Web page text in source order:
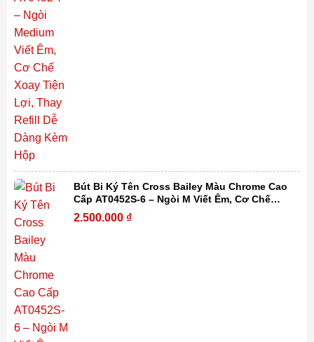
Bút Bi Ký Tên Cross Bailey Màu Chrome Cao
Cấp AT0452S-6 – Ngòi M Viết Êm, Cơ Chế
Xoay Tiện Lợi, Thay Refill Dễ Dàng Kèm Hộp
2.500.000 ₫